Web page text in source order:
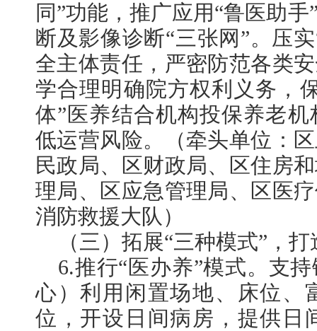
同”功能，推广应用“鲁医助
断及影像诊断“三张网”。压
全主体责任，严密防范各类
学合理明确院方权利义务，
体”医养结合机构投保养老
低运营风险。（牵头单位：
民政局、区财政局、区住房
理局、区应急管理局、区医
消防救援大队）
（三）拓展“三种模式”，
6.推行“医办养”模式。支
心）利用闲置场地、床位、
位，开设日间病房，提供日